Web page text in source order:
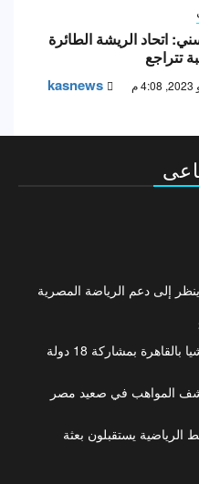
اتحاد الريشة الطائرة
تتراجع
kasnews
إلى دعم الرياضة المصرية
بمشاركة 18 دولة
المواهب في صعيد مصر
الرياضية يستقبلون بعثة